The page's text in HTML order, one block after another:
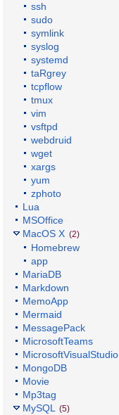
ssh
sudo
symlink
syslog
systemd
taRgrey
tcpflow
tmux
vim
vsftpd
webdruid
wget
xargs
yum
zphoto
Lua
MSOffice
MacOS X (2)
Homebrew
app
MariaDB
Markdown
MemoApp
Mermaid
MessagePack
MicrosoftTeams
MicrosoftVisualStudio
MongoDB
Movie
Mp3tag
MySQL
(5)